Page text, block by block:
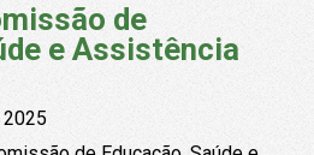
de
e Assistência